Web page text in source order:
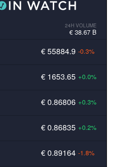
24H VOLUME
€ 38.67 B
€ 55884.9 -0.3%
€ 1653.65 +0.0%
€ 0.86806 +0.3%
€ 0.86835 +0.2%
€ 0.89164 -1.8%